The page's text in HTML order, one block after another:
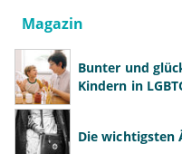
Magazin
Bunter und
Kindern in
Die wichtigsten